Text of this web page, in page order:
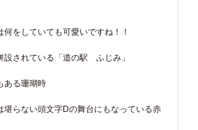
をしていても可愛いですね！！
設されている「道の駅 ふじみ」
ある珊瑚時
堪らない頭文字Dの舞台にもなっている赤